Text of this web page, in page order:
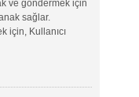
ve göndermek için
sağlar.
için, Kullanıcı